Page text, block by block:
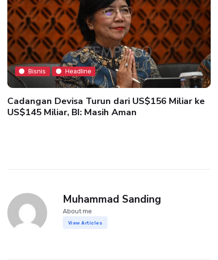
Bisnis Headline
Cadangan Devisa Turun dari US$156 Miliar ke
US$145 Miliar, BI: Masih Aman
Muhammad Sanding
About me
View Articles